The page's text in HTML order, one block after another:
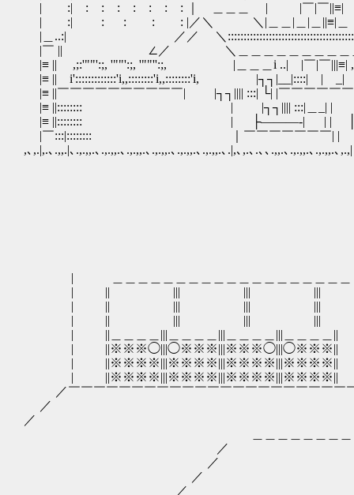
| :| : : : : : : : ｜ ＿＿＿ | |￣|￣
| :| : : : : |／＼ ＼|＿＿|＿|＿||≡|＿
|＿..:| ／／ ＼
|￣ || ∠／ ＼＿＿＿＿＿＿＿＿＿＿＿
|≡ || ,;:'""':;, '""':;, '""'':;, |＿＿＿i ..| |￣|￣|||≡|
|≡ || i':::::::::::::'i,,::::::::'i,,::::::::'i, |┐┐|__|::::| | _|
|≡ ||￣￣￣￣￣￣￣￣￣￣| |┐┐|||| :::| └| |￣￣￣￣￣
|≡ ||:::::::: | |┐┐|||| :::|＿_| | ＿
|≡ ||:::::::: | ├―――‐| | | │入
|￣:::|:::::::: ｜￣￣￣￣￣￣￣| |
,､,.|,.､.,,.|､.,.,,.､.,.,,.､.,.,,.､.,.,,.､.,.,,.､.,.,,.､.|,､,.､.､､.,,.､.,.,,.､.,.,,.､
| ＿＿＿＿＿＿＿＿＿＿＿＿＿＿＿＿
| || ||| ||| ||| ||
| || ||| ||| |||
| || ||| ||| |||
| ||＿＿＿＿|||＿＿＿＿|||＿＿＿＿|||＿＿＿＿||
| ||※※※◯|||◯※※※|||※※※◯|||◯※※※|| |＝
| ||※※※※|||※※※※|||※※※※|||※※※※||
| ||※※※※|||※※※※|||※※※※|||※※※※||
／￣￣￣￣￣￣￣￣￣￣￣￣￣￣￣￣￣￣￣￣￣
／
／
／
／ ／
／ ／
／＿＿＿＿＿＿＿＿＿＿＿＿＿_